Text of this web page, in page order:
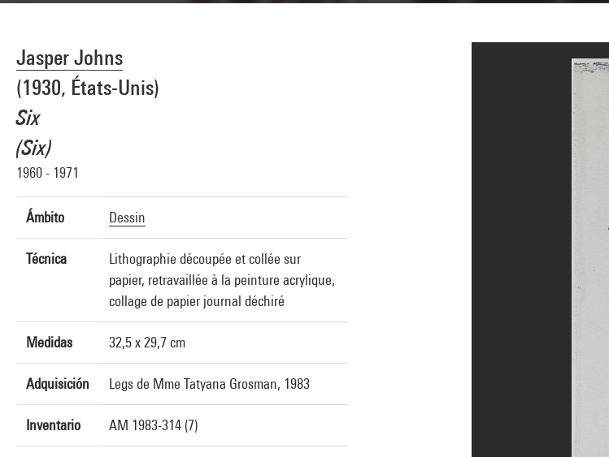
Jasper Johns
(1930, États-Unis)
Six
(Six)
1960 - 1971
Ámbito Dessin
Técnica
Lithographie découpée et collée sur
papier, retravaillée à la peinture acrylique,
collage de papier journal déchiré
Medidas 32,5 x 29,7 cm
Adquisición Legs de Mme Tatyana Grosman, 1983
Inventario AM 1983-314 (7)